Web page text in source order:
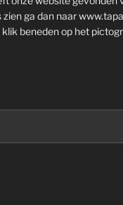
ga dan naar
beneden op het